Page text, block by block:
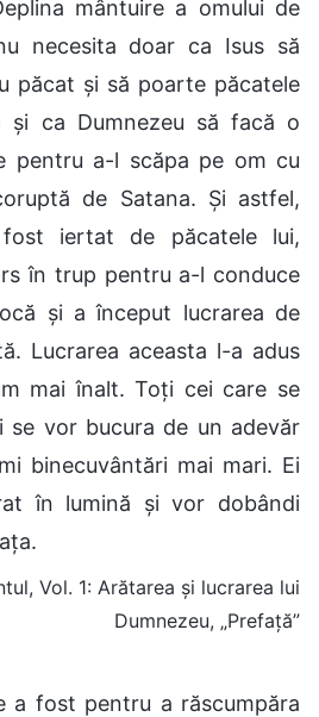
mântuire a omului de
necesita doar ca Isus să
păcat și să poarte păcatele
și ca Dumnezeu să facă o
pentru a-l scăpa pe om cu
de Satana. Și astfel,
iertat de păcatele lui,
în trup pentru a-l conduce
și a început lucrarea de
Lucrarea aceasta l-a adus
mai înalt. Toți cei care se
se vor bucura de un adevăr
binecuvântări mai mari. Ei
în lumină și vor dobândi
Vol. 1: Arătarea și lucrarea lui
Dumnezeu, „Prefață”
a fost pentru a răscumpăra